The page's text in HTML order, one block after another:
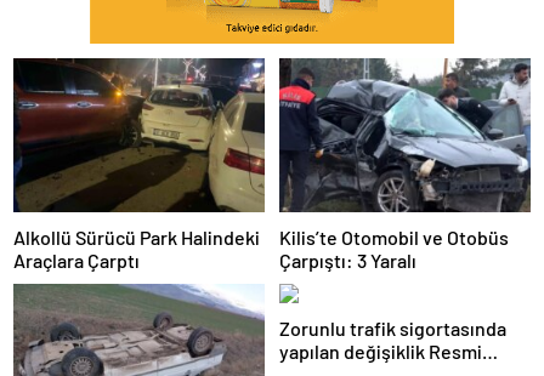
Alkollü Sürücü Park Halindeki
Araçlara Çarptı
Kilis’te Otomobil ve Otobüs
Çarpıştı: 3 Yaralı
Zorunlu trafik sigortasında
yapılan değişiklik Resmi